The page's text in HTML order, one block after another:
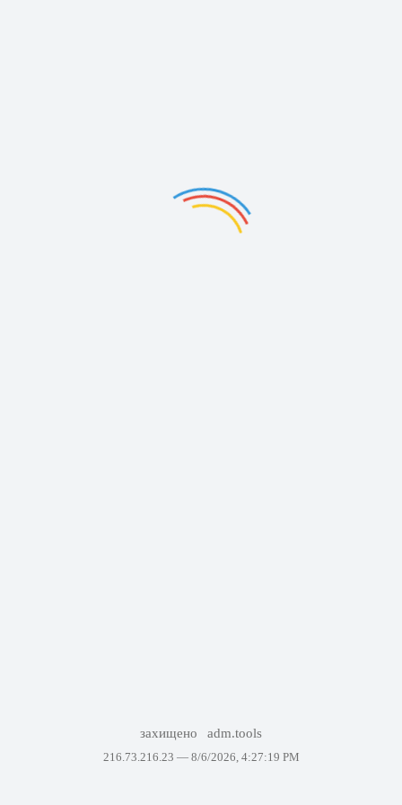
захищено adm.tools
216.73.216.23 — 8/6/2026, 4:27:19 PM